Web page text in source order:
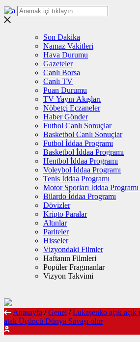
Son Dakika
Namaz Vakitleri
Hava Durumu
Gazeteler
Canlı Borsa
Canlı TV
Puan Durumu
TV Yayın Akışları
Nöbetçi Eczaneler
Haber Gönder
Futbol Canlı Sonuçlar
Basketbol Canlı Sonuçlar
Futbol İddaa Programı
Basketbol İddaa Programı
Hentbol İddaa Programı
Voleybol İddaa Programı
Tenis İddaa Programı
Motor Sporları İddaa Programı
Bilardo İddaa Programı
Dövizler
Kripto Paralar
Altınlar
Pariteler
Hisseler
Vizyondaki Filmler
Haftanın Filmleri
Popüler Fragmanlar
Vizyon Takvimi
Anasayfa / Genel / Lukaşenko açık açık
atak Üçüncü Dünya Savaşı olur